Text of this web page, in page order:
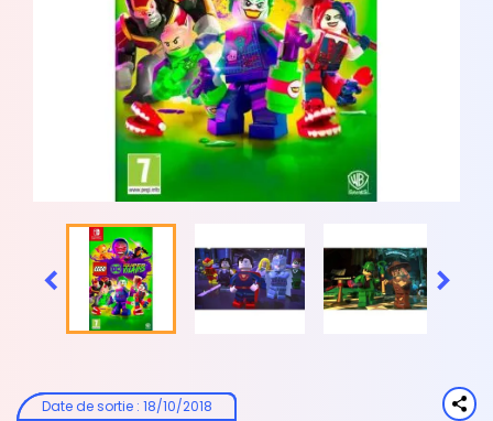
 
Date de sortie: 18/10/2018